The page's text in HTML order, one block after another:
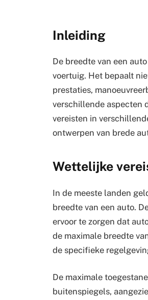
Inleiding
De breedte van een
voertuig. Het bepaalt
prestaties,
verschillende aspecten
vereisten in
ontwerpen van brede
Wettelijke
In de meeste landen
breedte van een auto.
ervoor te zorgen dat
de maximale breedte
de specifieke
De maximale
buitenspiegels,